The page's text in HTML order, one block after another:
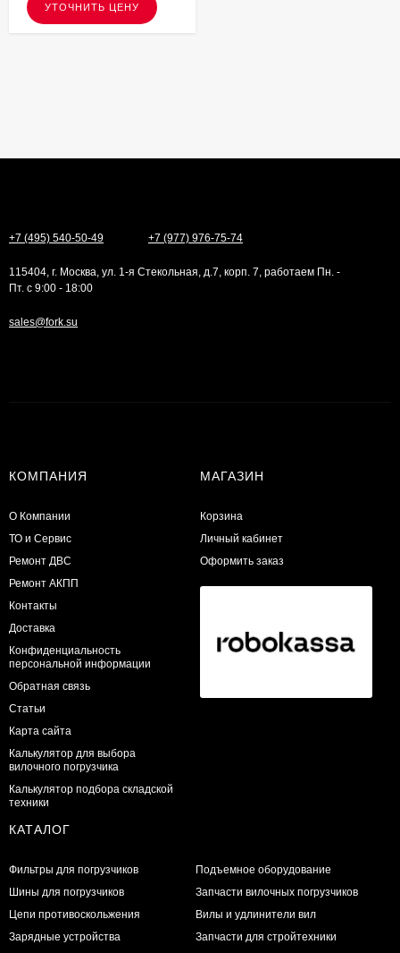
УТОЧНИТЬ ЦЕНУ
+7 (495) 540-50-49 +7 (977) 976-75-74
115404, г. Москва, ул. 1-я Стекольная, д.7, корп. 7, работаем Пн. -
Пт. с 9:00 - 18:00
sales@fork.su
КОМПАНИЯ
О Компании
ТО и Сервис
​Ремонт ДВС
Ремонт АКПП
Контакты
Доставка
Конфиденциальность
персональной информации
Обратная связь
Статьи
Карта сайта
Калькулятор для выбора
вилочного погрузчика
Калькулятор подбора складской
техники
МАГАЗИН
Корзина
Личный кабинет
Оформить заказ
КАТАЛОГ
Фильтры для погрузчиков
Шины для погрузчиков
Цепи противоскольжения
Зарядные устройства
Подъемное оборудование
Запчасти вилочных погрузчиков
Вилы и удлинители вил
Запчасти для стройтехники